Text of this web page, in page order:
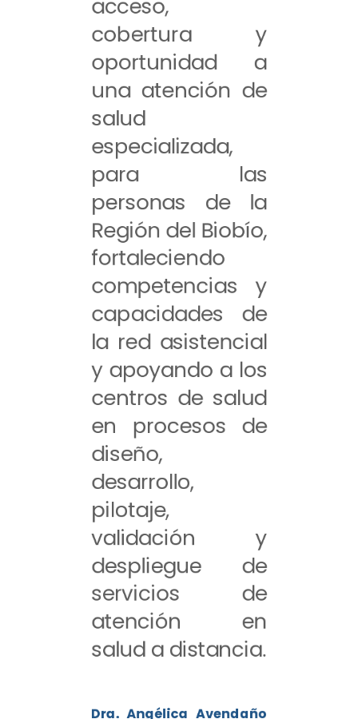
acceso,
cobertura y
oportunidad a
una atención de
salud
especializada,
para las
personas de la
Región del Biobío,
fortaleciendo
competencias y
capacidades de
la red asistencial
y apoyando a los
centros de salud
en procesos de
diseño,
desarrollo,
pilotaje,
validación y
despliegue de
servicios de
atención en
salud a distancia.
Dra. Angélica Avendaño